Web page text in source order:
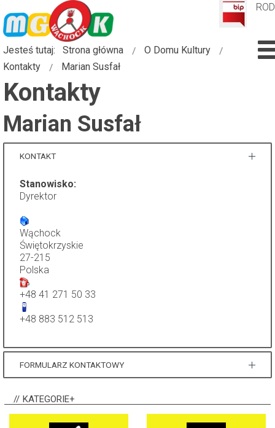
Jesteś tutaj: Strona główna
O Domu Kultury
Kontakty
Marian Susfał
Kontakty
Marian Susfał
KONTAKT
Stanowisko:
Dyrektor
Wąchock
Świętokrzyskie
27-215
Polska
+48 41 271 50 33
+48 883 512 513
FORMULARZ KONTAKTOWY
Wyślij e-mail
KATEGORIE+